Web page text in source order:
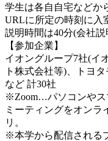
学生は各自自宅などか
URLに所定の時刻に入
説明時間は40分(会社
【参加企業】
イオングループ7社(イ
ト株式会社等)、トヨ
など 計30社
※Zoom…パソコンやス
ミーティングをオンラ
リ。
※本学から配信される